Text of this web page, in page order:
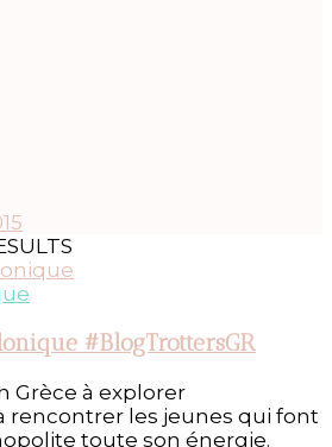
#BlogTrottersGR
Grèce à explorer
rencontrer les jeunes qui font
toute son énergie.